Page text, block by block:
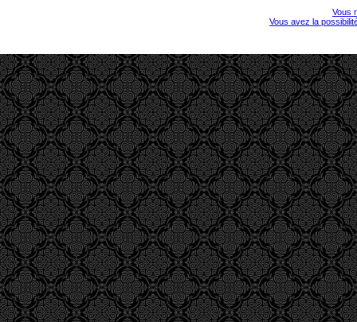
Vous
Vous avez la